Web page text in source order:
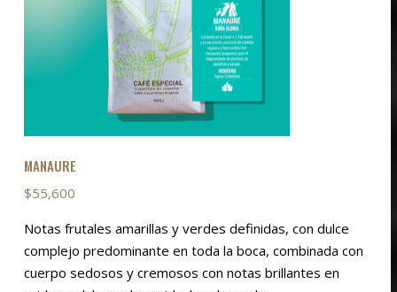
MANAURE
$55,600
Notas frutales amarillas y verdes definidas, con dulce
complejo predominante en toda la boca, combinada con
cuerpo sedosos y cremosos con notas brillantes en